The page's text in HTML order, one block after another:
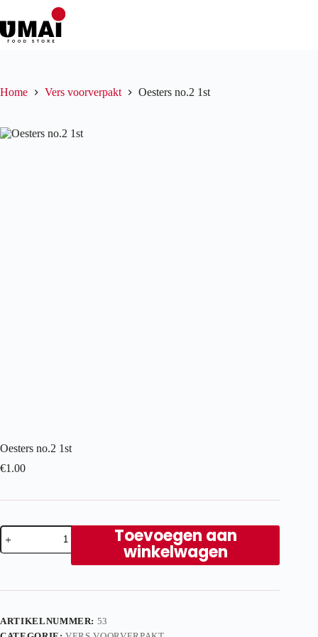
naar
de
inhoud
Home Vers voorverpakt Oesters no.2 1st
Oesters no.2 1st
€1.00
Oesters
no.2
1st
Toevoegen aan
winkelwagen
ARTIKELNUMMER: 53